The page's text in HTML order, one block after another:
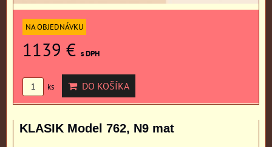
NA OBJEDNÁVKU
1139 € s DPH
ks DO KOŠÍKA
KLASIK Model 762, N9 mat